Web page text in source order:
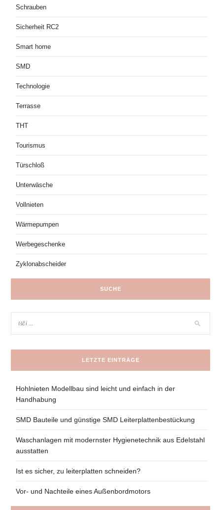
Schrauben
Sicherheit RC2
Smart home
SMD
Technologie
Terrasse
THT
Tourismus
Türschloß
Unterwäsche
Vollnieten
Wärmepumpen
Werbegeschenke
Zyklonabscheider
SUCHE
LETZTE EINTRÄGE
Hohlnieten Modellbau sind leicht und einfach in der
Handhabung
SMD Bauteile und günstige SMD Leiterplattenbestückung
Waschanlagen mit modernster Hygienetechnik aus Edelstahl
ausstatten
Ist es sicher, zu leiterplatten schneiden?
Vor- und Nachteile eines Außenbordmotors